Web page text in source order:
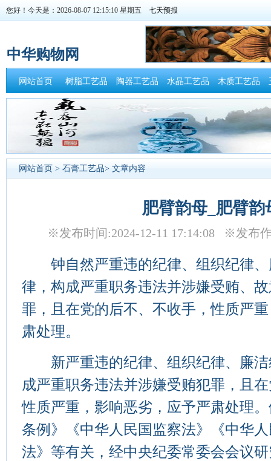
您好！今天是：2026-08-07 12:15:10 星期五
中华购物网
网站首页 树脂工艺品 陶器工艺品 水晶工艺品 木质工艺品
网站首页 > 石膏工艺品> 文章内容
肥臂韵母_肥臂韵
※发布时间:2024-12-11 17:14:08 ※发
钟自然严重违的纪律、组织纪律、
律，构成严重职务违法并涉嫌受贿、
罪，且在党的后不、不收手，性质严
肃处理。
新严重违的纪律、组织纪律、廉洁
成严重职务违法并涉嫌受贿犯罪，且
性质严重，影响恶劣，应予严肃处理
条例》《中华人民国监察法》《中华
法》等有关，经中央纪委常委会会议